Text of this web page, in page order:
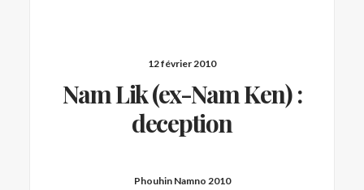
12 février 2010
Nam Lik (ex-Nam Ken) :
deception
Phouhin Namno 2010